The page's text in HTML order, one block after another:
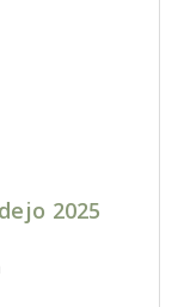
2025